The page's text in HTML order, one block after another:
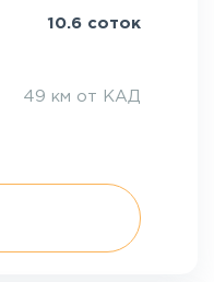
10.6 соток
49 км от КАД